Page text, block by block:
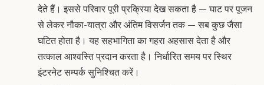
देते हैं। इससे परिवार पूरी प्रक्रिया देख सकता है — घाट पर पूजन
से लेकर नौका-यात्रा और अंतिम विसर्जन तक — सब कुछ जैसा
घटित होता है। यह सहभागिता का गहरा अहसास देता है और
तत्काल आश्वस्ति प्रदान करता है। निर्धारित समय पर स्थिर
इंटरनेट सम्पर्क सुनिश्चित करें।